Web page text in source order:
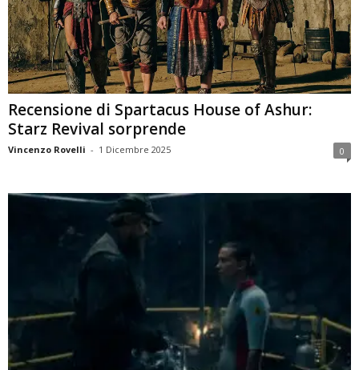
Recensione di Spartacus House of Ashur:
Starz Revival sorprende
Vincenzo Rovelli - 1 Dicembre 2025 0